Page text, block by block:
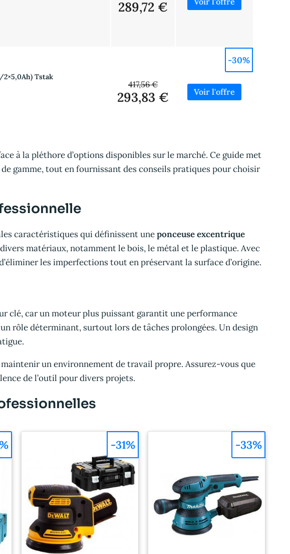
289,72 €
2×5,0Ah) Tstak
417,56 €
293,83 €
-30%
à la pléthore d’options disponibles sur le marché. Ce guide met
gamme, tout en fournissant des conseils pratiques pour choisir
caractéristiques qui définissent uneponceuse excentrique
matériaux, notamment le bois, le métal et le plastique. Avec
les imperfections tout en préservant la surface d’origine.
clé, car un moteur plus puissant garantit une performance
rôle déterminant, surtout lors de tâches prolongées. Un design
un environnement de travail propre. Assurez-vous que
de l’outil pour divers projets.
-31% -33%